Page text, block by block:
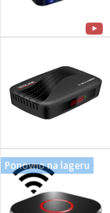
Ponovno na lageru